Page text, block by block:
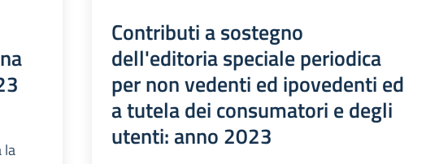
la
Contributi a sostegno
dell'editoria speciale periodica
per non vedenti ed ipovedenti ed
a tutela dei consumatori e degli
utenti: anno 2023